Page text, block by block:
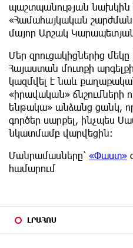
ԼՐԱՀՈՍ
պաշտպանության
«Համահայկական
մայոր Արշակ
Մեր զրուցակիցներից
Հայաստան մուտքի
կազմվել է նաև
«իրավական» ճնշումների
ենթակա» անձանց ցանկ,
գործեր սարքել, ինչպես
նկատմամբ վարվեցին:
Մանրամասները՝ «Փաստ»
համարում